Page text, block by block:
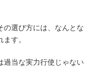
の選び方には、なんとな
す。
過当な実力行使じゃない